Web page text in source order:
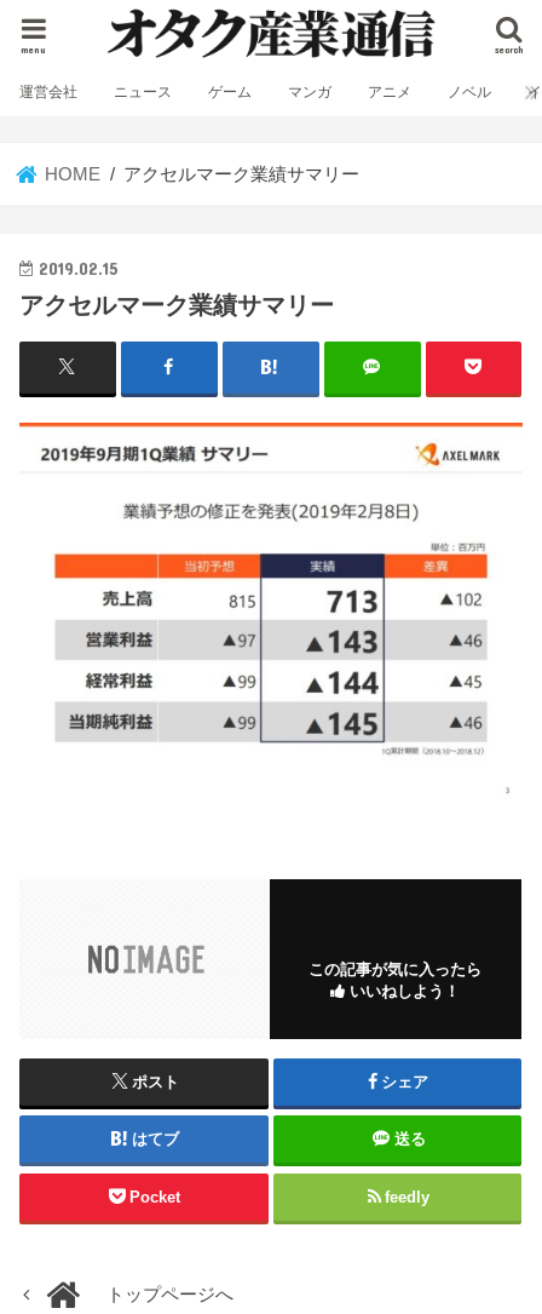
search
menu
運営会社 ニュース ゲーム マンガ アニメ ノベル
HOME アクセルマーク業績サマリー
2019.02.15
アクセルマーク業績サマリー
この記事が気に入ったら
いいねしよう！
ポスト シェア
はてブ 送る
Pocket feedly
トップページへ